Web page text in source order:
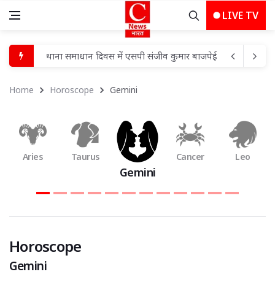
LIVE TV
थाना समाधान दिवस में एसपी संजीव कुमार बाजपेई ने सुनीं
संक्रामक रोगों से बचाव को लेकर स्वास्थ्य विभाग सक्रिय, डूंडी गांव
कामिका एकादशी 2026: जानिए व्रत की तारीख, पूजा विधि,
मेरठ में कांवड़ियों के स्वागत को पहुंचे सीएम योगी, दुल्हैड़ा चुंगी पर हुई
पेड़ से टकराई पुलिस जीप, चालक की मौत, दारोगा समेत तीन जख्मी
Home Horoscope Gemini
Aries Taurus
Gemini
Cancer Leo
Horoscope
Gemini